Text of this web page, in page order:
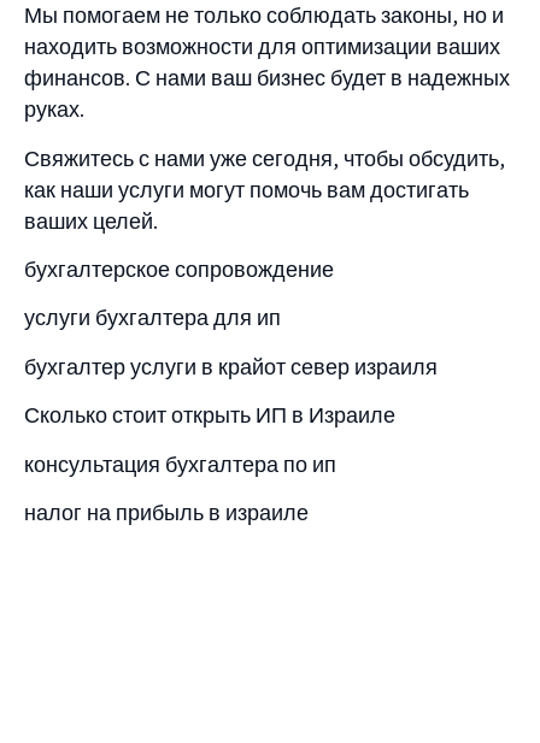
Мы помогаем не только соблюдать законы, но и
находить возможности для оптимизации ваших
финансов. С нами ваш бизнес будет в надежных
руках.
Свяжитесь с нами уже сегодня, чтобы обсудить,
как наши услуги могут помочь вам достигать
ваших целей.
бухгалтерское сопровождение
услуги бухгалтера для ип
бухгалтер услуги в крайот север израиля
Сколько стоит открыть ИП в Израиле
консультация бухгалтера по ип
налог на прибыль в израиле